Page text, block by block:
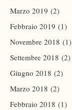
Marzo 2019 (2)
Febbraio 2019 (1)
Novembre 2018 (1)
Settembre 2018 (2)
Giugno 2018 (2)
Marzo 2018 (2)
Febbraio 2018 (1)